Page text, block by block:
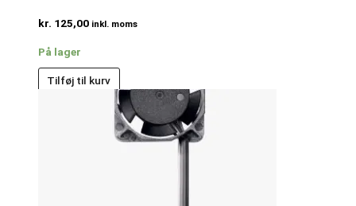
kr. 125,00 inkl. moms
På lager
Tilføj til kurv